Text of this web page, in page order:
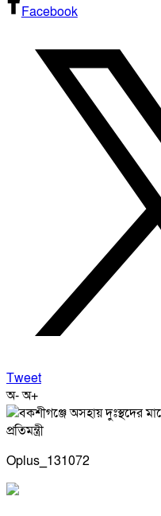
Facebook
Tweet
অ-অ+
Oplus_131072